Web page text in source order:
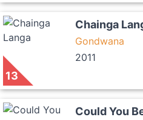
13
Chainga
Gondwana
2011
Could You